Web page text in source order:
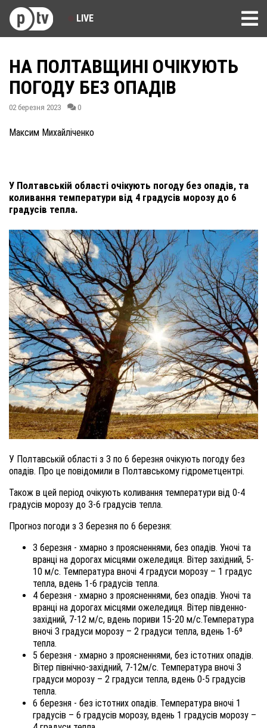
LIVE
НА ПОЛТАВЩИНІ ОЧІКУЮТЬ
ПОГОДУ БЕЗ ОПАДІВ
02 березня 2023 0
Максим Михайліченко
У Полтавській області очікують погоду без опадів, та
коливання температури від 4 градусів морозу до 6
градусів тепла.
У Полтавській області з 3 по 6 березня очікують погоду без
опадів. Про це повідомили в Полтавському гідрометцентрі.
Також в цей період очікують коливання температури від 0-4
градусів морозу до 3-6 градусів тепла.
Прогноз погоди з 3 березня по 6 березня:
3 березня - хмарно з проясненнями, без опадів. Уночі та
вранці на дорогах місцями ожеледиця. Вітер західний, 5-
10 м/с. Температура вночі 4 градуси морозу – 1 градус
тепла, вдень 1-6 градусів тепла.
4 березня - хмарно з проясненнями, без опадів. Уночі та
вранці на дорогах місцями ожеледиця. Вітер південно-
західний, 7-12 м/с, вдень пориви 15-20 м/с.Температура
вночі 3 градуси морозу – 2 градуси тепла, вдень 1-6º
тепла.
5 березня - хмарно з проясненнями, без істотних опадів.
Вітер північно-західний, 7-12м/с. Температура вночі 3
градуси морозу – 2 градуси тепла, вдень 0-5 градусів
тепла.
6 березня - без істотних опадів. Температура вночі 1
градусів – 6 градусів морозу, вдень 1 градусів морозу –